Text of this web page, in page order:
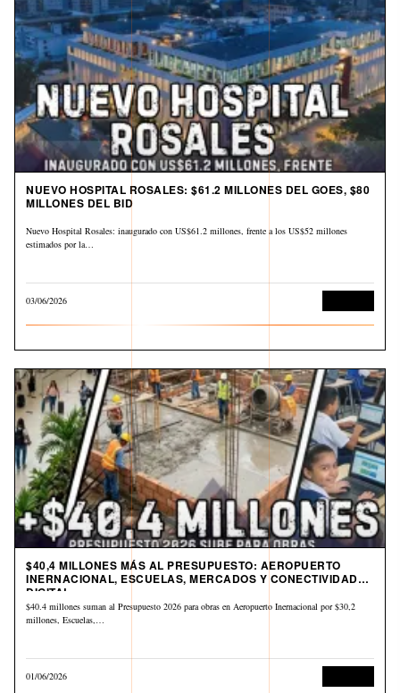
NUEVO HOSPITAL ROSALES: $61.2 MILLONES DEL GOES, $80
MILLONES DEL BID
Nuevo Hospital Rosales: inaugurado con US$61.2 millones, frente a los US$52 millones
estimados por la…
03/06/2026
$40,4 MILLONES MÁS AL PRESUPUESTO: AEROPUERTO
INERNACIONAL, ESCUELAS, MERCADOS Y CONECTIVIDAD
DIGITAL
$40.4 millones suman al Presupuesto 2026 para obras en Aeropuerto Inernacional por $30,2
millones, Escuelas,…
01/06/2026